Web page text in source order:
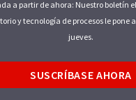
a partir de ahora: Nuestro boletín
y tecnología de procesos le pone
jueves.
SUSCRÍBASE AHORA